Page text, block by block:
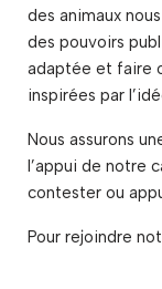
des animaux
des pouvoirs
adaptée et faire
inspirées par
Nous assurons
l’appui de notre
contester ou
Pour rejoindre